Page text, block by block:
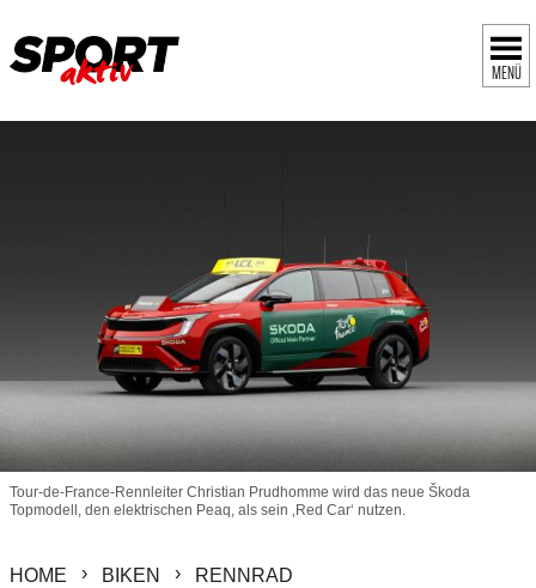
MENÜ
Tour-de-France-Rennleiter Christian Prudhomme wird das neue Škoda
Topmodell, den elektrischen Peaq, als sein ‚Red Car‘ nutzen.
HOME BIKEN RENNRAD